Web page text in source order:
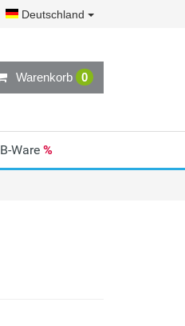
Deutschland
Warenkorb 0
B-Ware %